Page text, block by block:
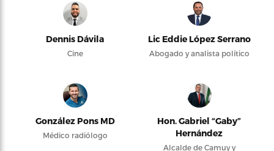
Dennis Dávila
Cine
Lic Eddie López Serrano
Abogado y analista político
González Pons MD
Médico radiólogo
Hon. Gabriel “Gaby”
Hernández
Alcalde de Camuy y